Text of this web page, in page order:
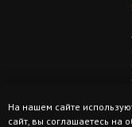
На нашем сайте
сайт, вы соглашаетесь на